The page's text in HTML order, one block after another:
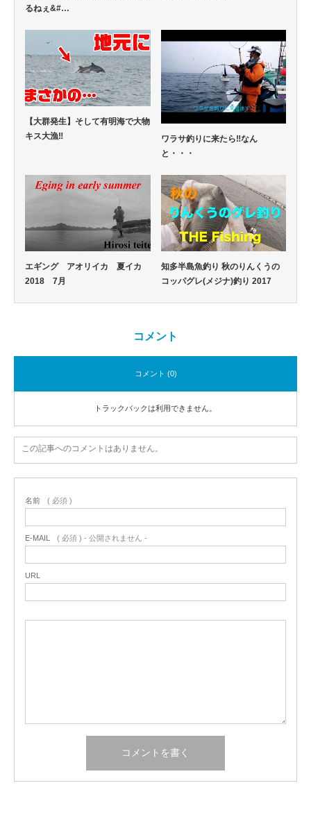
るねぇ&#…
【大群発生】そして有明海で大物
キス大漁‼
ワラサ釣りに来たら‼なん
と・・・
エギング アオリイカ 夏イカ
2018 7月
知多半島魚釣り 秋のりんくうの
コッパグレ(メジナ)釣り 2017
コメント
コメント (0)
トラックバックは利用できません。
この記事へのコメントはありません。
名前 ( 必須 )
E-MAIL ( 必須 ) - 公開されません -
URL